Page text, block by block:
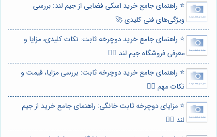
⭐️ راهنمای جامع خرید اسکی فضایی از جیم لند: بررسی
ویژگی‌های فنی کلیدی 🚀
⭐️ راهنمای جامع خرید دوچرخه ثابت: نکات کلیدی، مزایا و
معرفی فروشگاه جیم لند 🚴‍♀️
⭐️ راهنمای جامع خرید دوچرخه ثابت: بررسی مزایا، قیمت و
نکات مهم 🚴‍♀️
⭐️ مزایای دوچرخه ثابت خانگی: راهنمای جامع خرید از جیم
لند 🚴‍♀️